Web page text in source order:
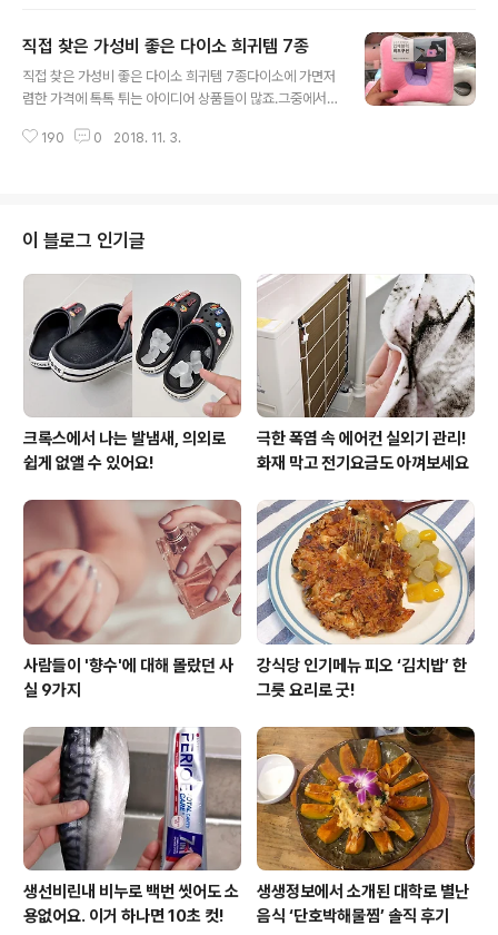
간식이나 술안주로 최고에요!저희 가족들도 다 쥐포를 좋
아해서이번에 강원도 놀러갔을 때도어김없이 쥐포를 사왔
어요~ 대부분 쥐포는 불에 구워서 먹죠.굽기만 하면 바로
약불에서 요리조리 구워 봐도쥐포 가장자리는 항상 까맣게
직접 찾은 가성비 좋은 다이소 희귀템 7종
직접 찾은 가성비 좋은 다이소 희귀템 7종다이소에 가면저
렴한 가격에 톡톡 튀는 아이디어 상품들이 많죠.그중에서
요.오늘은 직접 찾은 가성비 좋은 다이소 희귀템7종을 소
지만 쿠션을 베면 쿠션과 맞닿은 쪽 귀가 폭 파묻혀서 소리
가 잘 들리지 않는 단점이 있어요.입체블럭 비즈쿠션은어
느 각도로 쿠션을 베도 구멍이 뚫려있어서옆으로 누워도
소리가 잘 들려요.또 쿠션에 얼굴을 정면으로 묻고 잠을 자
도코 부분이 뚫려있어서 숨 쉬는데 지장이 없겠죠! 2. 더블
시즈닝 케이스 (1,500원)겉으로 보면 흔..
190 0 2018. 11. 3.
이 블로그 인기글
크록스에서 나는 발냄새, 의외로
쉽게 없앨 수 있어요!
극한 폭염 속 에어컨 실외기 관리!
화재 막고 전기요금도 아껴보세요
사람들이 '향수'에 대해 몰랐던 사
실 9가지
강식당 인기메뉴 피오 ‘김치밥’ 한
그릇 요리로 굿!
생선비린내 비누로 백번 씻어도 소
용없어요. 이거 하나면 10초 컷!
생생정보에서 소개된 대학로 별난
음식 ‘단호박해물찜’ 솔직 후기